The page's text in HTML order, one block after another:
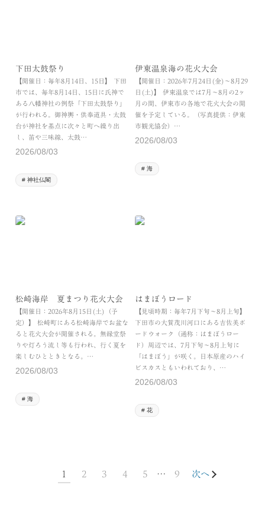
下田太鼓祭り
【開催日：毎年8月14日、15日】 下田
市では、毎年8月14日、15日に氏神で
ある八幡神社の例祭「下田太鼓祭り」
が行われる。御神輿・供奉道具・太鼓
台が神社を基点に次々と町へ繰り出
し、笛や三味線、太鼓…
2026/08/03
神社仏閣
伊東温泉海の花火大会
【開催日：2026年7月24日(金)～8月29
日(土)】 伊東温泉では7月～8月の2ヶ
月の間、伊東市の各地で花火大会の開
催を予定している。（写真提供：伊東
市観光協会）…
2026/08/03
海
松崎海岸 夏まつり花火大会
【開催日：2026年8月15日(土)（予
定）】 松崎町にある松崎海岸でお盆な
ると花火大会が開催される。無縁堂祭
りや灯ろう流し等も行われ、行く夏を
楽しむひとときとなる。…
2026/08/03
海
はまぼうロード
【見頃時期：毎年7月下旬～8月上旬】
下田市の大賀茂川河口にある吉佐美ボ
ードウォーク（通称：はまぼうロー
ド）周辺では、7月下旬～8月上旬に
「はまぼう」が咲く。日本原産のハイ
ビスカスともいわれており、…
2026/08/03
花
1 2 3 4 5 … 9 次へ